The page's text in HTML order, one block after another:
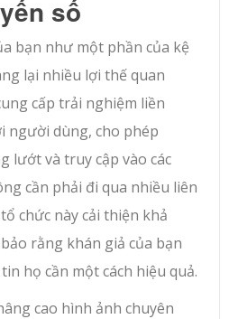
số
bạn như một phần của kệ
lại nhiều lợi thế quan
cấp trải nghiệm liền
người dùng, cho phép
lướt và truy cập vào các
cần phải đi qua nhiều liên
chức này cải thiện khả
rằng khán giả của bạn
họ cần một cách hiệu quả.
cao hình ảnh chuyên